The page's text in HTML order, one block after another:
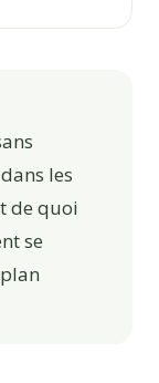
les
de quoi
se